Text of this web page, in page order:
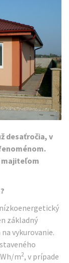
desaťročia, v
majiteľom
základný
vykurovanie.
m2, v prípade